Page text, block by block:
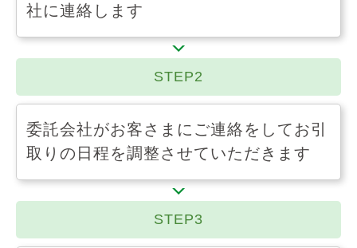
社に連絡します
STEP2
委託会社がお客さまにご連絡をしてお引
取りの日程を調整させていただきます
STEP3